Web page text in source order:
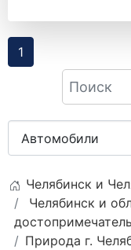
1
Челябинск и
Челябинск и
Природа г.